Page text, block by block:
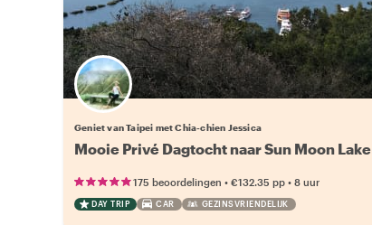
Geniet van Taipei met Chia-chien Jessica
Mooie Privé Dagtocht naar Sun Moon Lake
175 beoordelingen • €132.35 pp • 8 uur
DAY TRIP CAR GEZINSVRIENDELIJK